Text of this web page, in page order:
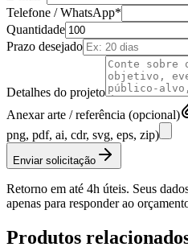
Telefone / WhatsApp*
Quantidade
Prazo desejado
Detalhes do projeto
Anexar arte / referência (opcional)
png, pdf, ai, cdr, svg, eps, zip)
Enviar solicitação
Retorno em até 4h úteis. Seus
apenas para responder ao
Produtos